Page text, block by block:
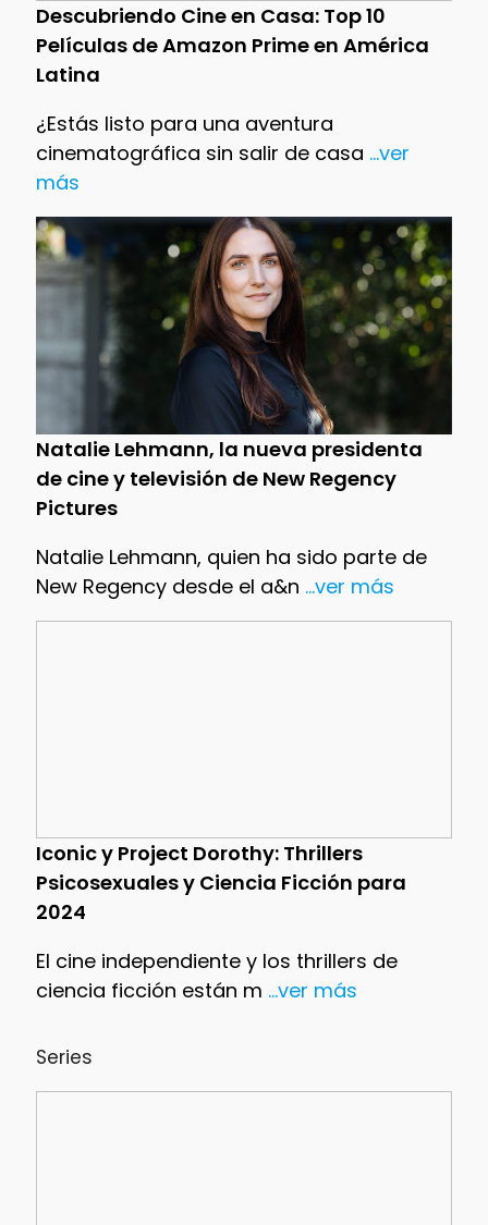
Descubriendo Cine en Casa: Top 10
Películas de Amazon Prime en América
Latina
¿Estás listo para una aventura
cinematográfica sin salir de casa ...ver
más
Natalie Lehmann, la nueva presidenta
de cine y televisión de New Regency
Pictures
Natalie Lehmann, quien ha sido parte de
New Regency desde el a&n ...ver más
Iconic y Project Dorothy: Thrillers
Psicosexuales y Ciencia Ficción para
2024
El cine independiente y los thrillers de
ciencia ficción están m ...ver más
Series